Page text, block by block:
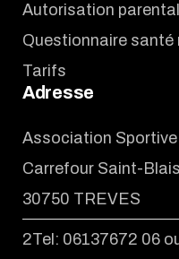
Autorisation
Questionnaire santé
Tarifs
Adresse
Association Sportive
Carrefour Saint-
30750 TREVES
2Tel: 06137672 06